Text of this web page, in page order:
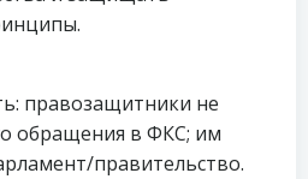
правозащитники не
обращения в ФКС; им
правительство.